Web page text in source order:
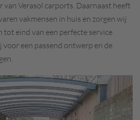
van Verasol carports. Daarnaast heeft
vakmensen in huis en zorgen wij
tot eind van een perfecte service
voor een passend ontwerp en de